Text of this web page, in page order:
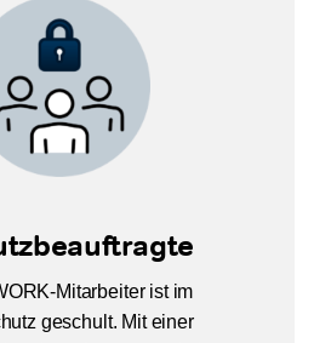
Mitarbeiter ist im
geschult. Mit einer